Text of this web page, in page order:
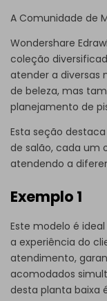
A Comunidade de
Wondershare
coleção
atender a diversas
de beleza, mas
planejamento de
Esta seção
de salão, cada um
atendendo a
Exemplo 1
Este modelo é
a experiência do
atendimento,
acomodados
desta planta baixa